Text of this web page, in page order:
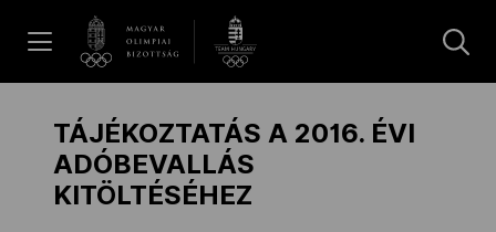
Hírek
Galéria
TÁJÉKOZTATÁS A 2016. ÉVI
ADÓBEVALLÁS
KITÖLTÉSÉHEZ